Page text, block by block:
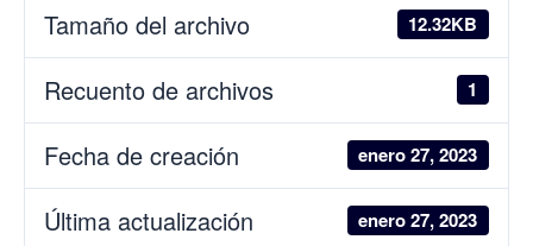
Tamaño del archivo 12.32KB
Recuento de archivos 1
Fecha de creación enero 27, 2023
Última actualización enero 27, 2023